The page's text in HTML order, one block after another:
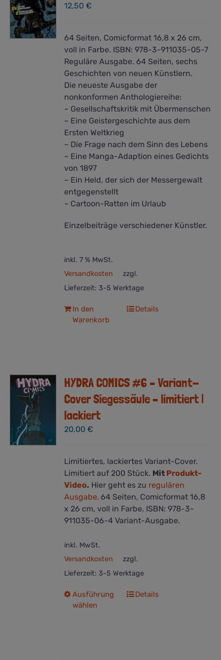
12,50€
64 Seiten, Comicformat 16,8 x 26 cm,
voll in Farbe. ISBN: 978-3-911035-05-7
Reguläre Ausgabe. 64 Seiten, sechs
Geschichten von neuen Künstlern.
Die neueste Ausgabe der
nonkonformen Anthologiereihe:
– Gesellschaftskritik mit Übermenschen
– Eine Geistergeschichte aus dem
Ersten Weltkrieg
– Die Frage nach dem Sinn des Lebens
– Eine Manga-Adaption eines Gedichts
von 1897
– Ein Held, der sich der Messergewalt
entgegenstellt
– Cartoon-Ratten im Urlaub
Einzelbeiträge verschiedener Künstler.
inkl. 7 % MwSt.
zzgl.
Versandkosten
Lieferzeit: 3-5 Werktage
In den
Warenkorb
Details
HYDRA COMICS #6 – Variant-
Cover Siegessäule – limitiert |
lackiert
20,00€
Limitiertes, lackiertes Variant-Cover.
Limitiert auf 200 Stück. Mit Produkt-
Video. Hier geht es zu regulären
Ausgabe. 64 Seiten, Comicformat 16,8
x 26 cm, voll in Farbe. ISBN: 978-3-
911035-06-4 Variant-Ausgabe.
inkl. MwSt.
zzgl.
Versandkosten
Lieferzeit: 3-5 Werktage
Ausführung
wählen
Dieses
Details